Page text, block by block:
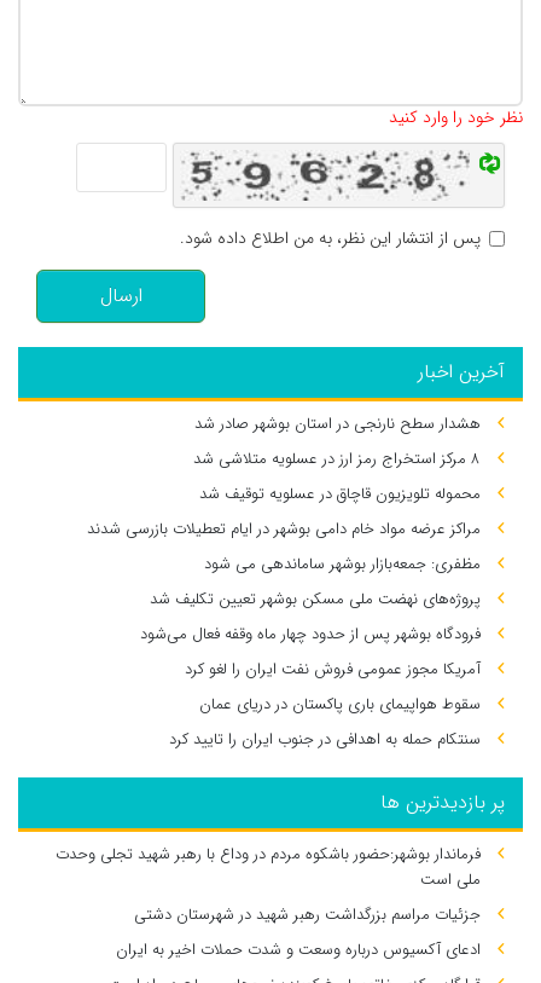
نظر خود را وارد کنید
پس از انتشار این نظر، به من اطلاع داده شود.
ارسال
آخرین اخبار
هشدار سطح نارنجی در استان بوشهر صادر شد
۸ مرکز استخراج رمز ارز در عسلویه متلاشی شد
محموله تلویزیون قاچاق در عسلویه توقیف شد
مراکز عرضه مواد خام دامی بوشهر در ایام تعطیلات بازرسی شدند
مظفری: جمعه‌بازار بوشهر ساماندهی می‌ شود
پروژه‌های نهضت ملی مسکن بوشهر تعیین تکلیف شد
فرودگاه بوشهر پس از حدود چهار ماه وقفه فعال می‌شود
آمریکا مجوز عمومی فروش نفت ایران را لغو کرد
سقوط هواپیمای باری پاکستان در دریای عمان
سنتکام حمله به اهدافی در جنوب ایران را تایید کرد
پر بازدیدترین ها
فرماندار بوشهر:حضور باشکوه مردم در وداع با رهبر شهید تجلی وحدت
ملی است
جزئیات مراسم بزرگداشت رهبر شهید در شهرستان دشتی
ادعای آکسیوس درباره وسعت و شدت حملات اخیر به ایران